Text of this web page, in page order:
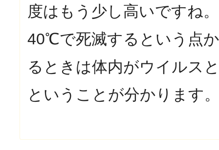
度はもう少し高いですね
40℃で死滅するという点
るときは体内がウイルス
ということが分かります